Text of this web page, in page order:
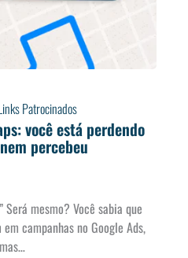
Patrocinados
você está perdendo
percebeu
mesmo? Você sabia que
campanhas no Google Ads,
mas…